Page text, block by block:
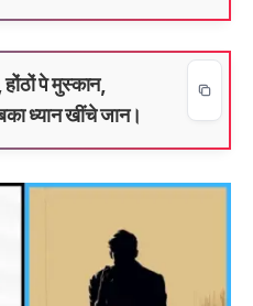
पे मुस्कान,
ध्यान खींचे जान।